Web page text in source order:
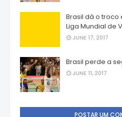
Brasil dá o troco
Liga Mundial de
JUNE 17, 2017
Brasil perde a
JUNE 11, 2017
POSTAR UM